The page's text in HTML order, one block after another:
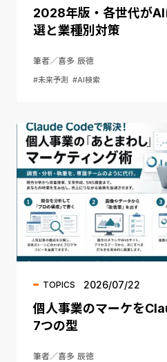
2028年版・各世代が
選と業種別対策
筆者／喜多 辰徳
#未来予測 #AI検索
TOPICS 2026/07/22
個人事業のマーケを
7つの型
筆者／喜多 辰徳